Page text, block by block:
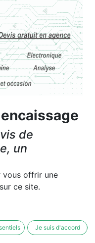
de
un
garanties
vous offrir une
ce site.
Je suis d'accord